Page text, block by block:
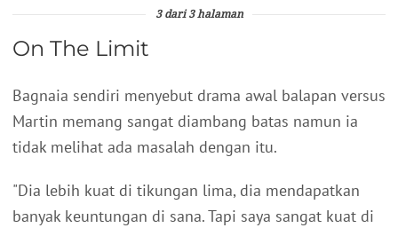
3 dari 3 halaman
On The Limit
Bagnaia sendiri menyebut drama awal balapan versus
Martin memang sangat diambang batas namun ia
tidak melihat ada masalah dengan itu.
"Dia lebih kuat di tikungan lima, dia mendapatkan
banyak keuntungan di sana. Tapi saya sangat kuat di